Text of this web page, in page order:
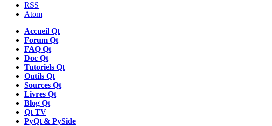
RSS
Atom
Accueil Qt
Forum Qt
FAQ Qt
Doc Qt
Tutoriels Qt
Outils Qt
Sources Qt
Livres Qt
Blog Qt
Qt TV
PyQt & PySide